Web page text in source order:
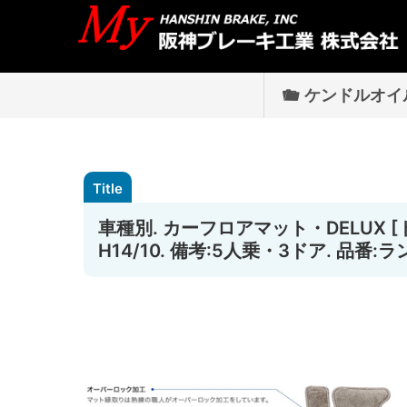
ケンドルオイ
車種別. カーフロアマット・DELUX
H14/10. 備考:5人乗・3ドア. 品番:ラ